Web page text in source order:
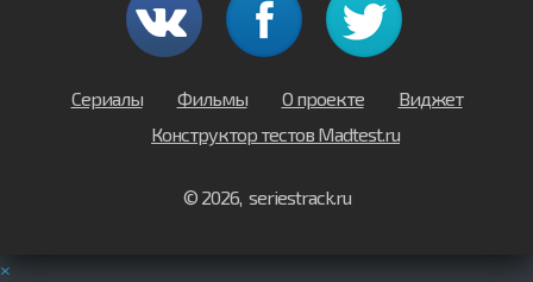
Сериалы Фильмы О проекте
Виджет
Конструктор тестов Madtest.ru
© 2026, seriestrack.ru
×